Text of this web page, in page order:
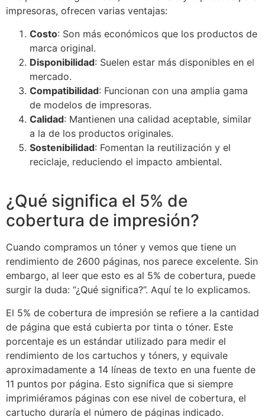
impresoras, ofrecen varias ventajas:
Costo: Son más económicos que los productos de
marca original.
Disponibilidad: Suelen estar más disponibles en el
mercado.
Compatibilidad: Funcionan con una amplia gama
de modelos de impresoras.
Calidad: Mantienen una calidad aceptable, similar
a la de los productos originales.
Sostenibilidad: Fomentan la reutilización y el
reciclaje, reduciendo el impacto ambiental.
¿Qué significa el 5% de
cobertura de impresión?
Cuando compramos un tóner y vemos que tiene un
rendimiento de 2600 páginas, nos parece excelente. Sin
embargo, al leer que esto es al 5% de cobertura, puede
surgir la duda: “¿Qué significa?”. Aquí te lo explicamos.
El 5% de cobertura de impresión se refiere a la cantidad
de página que está cubierta por tinta o tóner. Este
porcentaje es un estándar utilizado para medir el
rendimiento de los cartuchos y tóners, y equivale
aproximadamente a 14 líneas de texto en una fuente de
11 puntos por página. Esto significa que si siempre
imprimiéramos páginas con ese nivel de cobertura, el
cartucho duraría el número de páginas indicado.